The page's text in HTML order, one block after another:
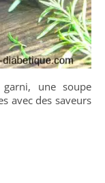
avec des saveurs